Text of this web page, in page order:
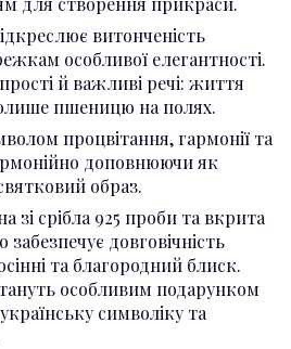
витонченість
особливої елегантності.
й важливі речі: життя
пшеницю на полях.
процвітання, гармонії та
доповнюючи як
образ.
зі срібла 925 проби та вкрита
довговічність
та благородний блиск.
особливим подарунком
символіку та